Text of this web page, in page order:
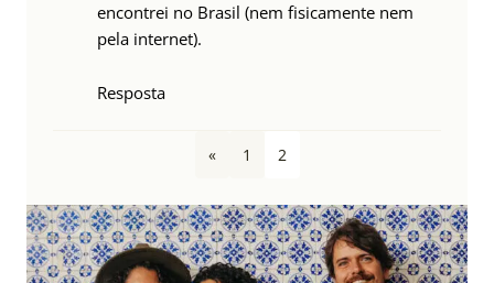
encontrei no Brasil (nem fisicamente nem
pela internet).
Resposta
« 1 2